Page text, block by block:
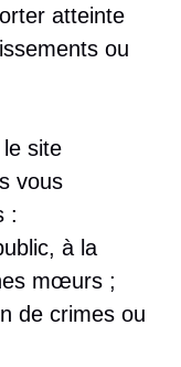
atteinte
ou
site
vous
:
à la
mœurs ;
de crimes ou